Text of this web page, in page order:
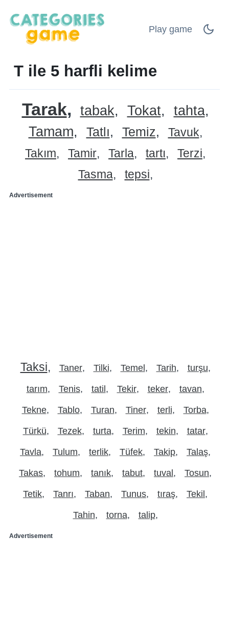
Play game
T ile 5 harfli kelime
Tarak tabak Tokat
tahta
Tamam
Tatlı Temiz
Tavuk
Takım
Tamir Tarla tartı
Terzi
Tasma
tepsi
Advertisement
Taksi Taner Tilki Temel Tarih turşu
tarım Tenis tatil Tekir teker tavan
Tekne Tablo Turan Tiner terli Torba
Türkü Tezek turta Terim tekin tatar
Tavla Tulum terlik Tüfek Takip Talaş
Takas tohum tanık tabut tuval Tosun
Tetik Tanrı Taban Tunus tıraş Tekil
Tahin torna talip
Advertisement